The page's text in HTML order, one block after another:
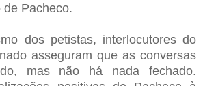
de Pacheco.
dos petistas, interlocutores do
asseguram que as conversas
mas não há nada fechado.